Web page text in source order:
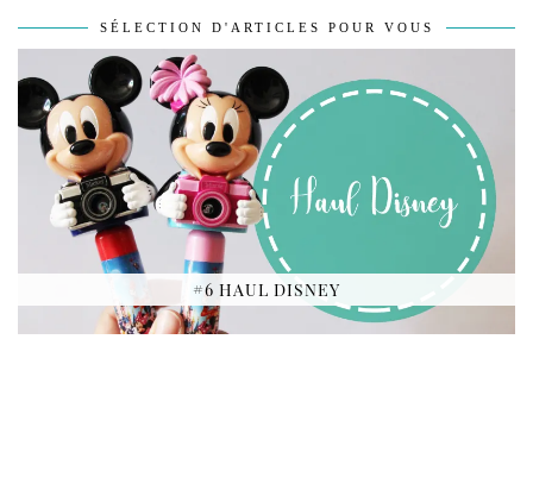
SÉLECTION D'ARTICLES POUR VOUS
#6 HAUL DISNEY